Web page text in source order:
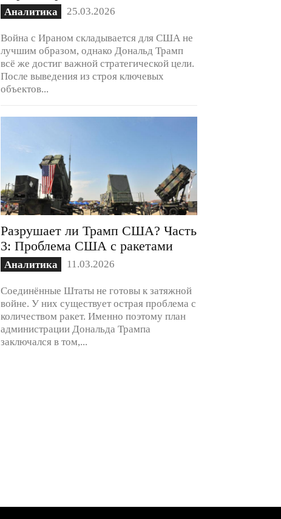
Аналитика 25.03.2026
Война с Ираном складывается для США не
лучшим образом, однако Дональд Трамп
всё же достиг важной стратегической цели.
После выведения из строя ключевых
объектов...
Разрушает ли Трамп США? Часть
3: Проблема США с ракетами
Аналитика 11.03.2026
Соединённые Штаты не готовы к затяжной
войне. У них существует острая проблема с
количеством ракет. Именно поэтому план
администрации Дональда Трампа
заключался в том,...